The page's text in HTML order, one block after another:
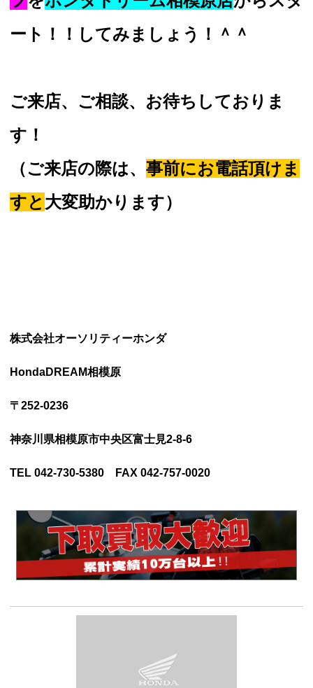
ート！！してみましょう！＾＾
ご来店、ご相談、お待ちしておりま
す！
（ご来店の際は、 事前にお電話頂けま
すと 大変助かります）
株式会社オーソリティーホンダ
HondaDREAM相模原
〒252-0236
神奈川県相模原市中央区富士見2-8-6
TEL 042-730-5380 FAX 042-757-0020